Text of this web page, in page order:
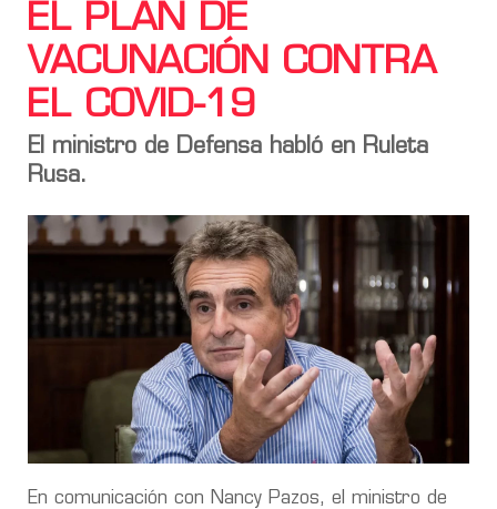
EL PLAN DE
VACUNACIÓN CONTRA
EL COVID-19
El ministro de Defensa habló en Ruleta
Rusa.
En comunicación con Nancy Pazos, el ministro de